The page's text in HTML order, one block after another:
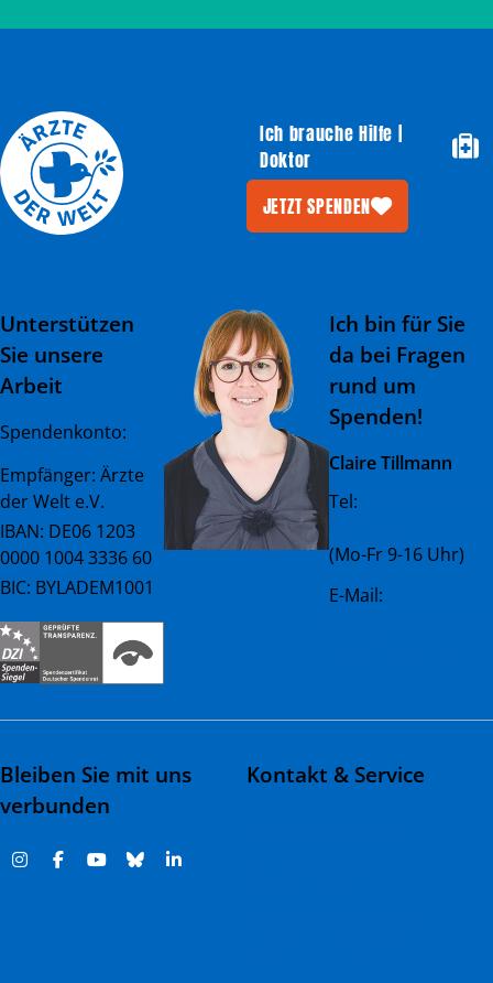
Ich brauche Hilfe |
Doktor
JETZT SPENDEN
Unterstützen
Sie unsere
Arbeit
Spendenkonto:
Empfänger: Ärzte
der Welt e.V.
IBAN: DE06 1203
0000 1004 3336 60
BIC: BYLADEM1001
Ich bin für Sie
da bei Fragen
rund um
Spenden!
Claire Tillmann
Tel:
(Mo-Fr 9-16 Uhr)
E-Mail:
Bleiben Sie mit uns
verbunden
Kontakt & Service